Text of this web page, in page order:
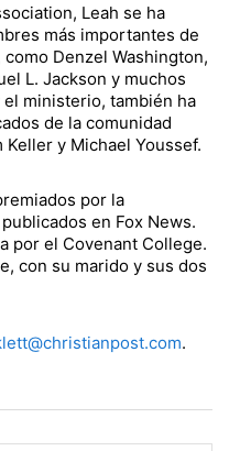
Leah se ha
más importantes de
Denzel Washington,
L. Jackson y muchos
el ministerio, también ha
de la comunidad
y Michael Youssef.
por la
en Fox News.
por el Covenant College.
con su marido y sus dos
.